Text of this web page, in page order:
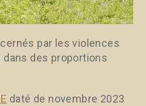
par les violences
des proportions
daté de novembre 2023